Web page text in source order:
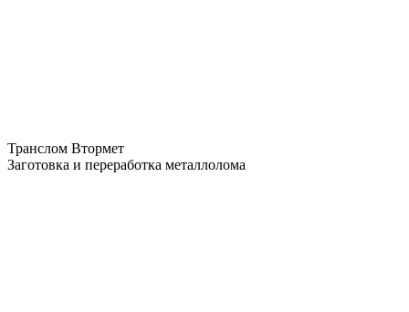
Транслом Втормет
Заготовка и переработка металлолома